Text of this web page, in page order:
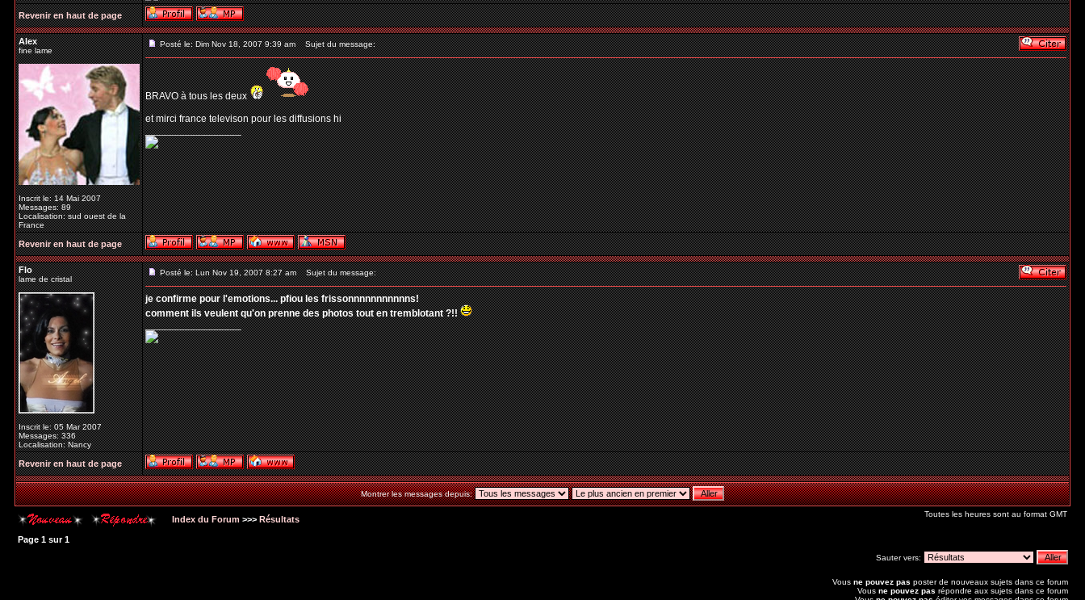
Revenir en haut de page
Alex
fine lame
Inscrit le: 14 Mai 2007
Messages: 89
Localisation: sud ouest de la
France
Posté le: Dim Nov 18, 2007 9:39 am Sujet du message:
BRAVO à tous les deux
et mirci france televison pour les diffusions hi
_________________
Revenir en haut de page
Flo
lame de cristal
Inscrit le: 05 Mar 2007
Messages: 336
Localisation: Nancy
Posté le: Lun Nov 19, 2007 8:27 am Sujet du message:
je confirme pour l'emotions... pfiou les frissonnnnnnnnnnns!
comment ils veulent qu'on prenne des photos tout en tremblotant ?!!
_________________
Revenir en haut de page
Montrer les messages depuis:
Index du Forum >>> Résultats
Toutes les heures sont au format GMT
Page 1 sur1
Sauter vers:
Vous ne pouvez pas poster de nouveaux sujets dans ce forum
Vous ne pouvez pas répondre aux sujets dans ce forum